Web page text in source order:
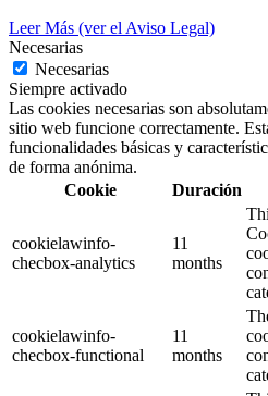
Leer Más (ver el Aviso Legal)
Necesarias
Necesarias
Siempre activado
Las cookies necesarias son
sitio web funcione correctamente.
funcionalidades básicas y
de forma anónima.
Cookie
Duración
cookielawinfo-
checbox-analytics
11
months
cookielawinfo-
checbox-functional
11
months